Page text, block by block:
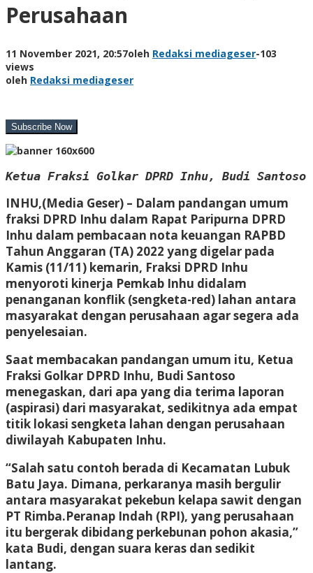
Perusahaan
11 November 2021, 20:57oleh Redaksi mediageser-103
views
oleh Redaksi mediageser
Ketua Fraksi Golkar DPRD Inhu, Budi Santoso
INHU,(Media Geser) – Dalam pandangan umum
fraksi DPRD Inhu dalam Rapat Paripurna DPRD
Inhu dalam pembacaan nota keuangan RAPBD
Tahun Anggaran (TA) 2022 yang digelar pada
Kamis (11/11) kemarin, Fraksi DPRD Inhu
menyoroti kinerja Pemkab Inhu didalam
penanganan konflik (sengketa-red) lahan antara
masyarakat dengan perusahaan agar segera ada
penyelesaian.
Saat membacakan pandangan umum itu, Ketua
Fraksi Golkar DPRD Inhu, Budi Santoso
menegaskan, dari apa yang dia terima laporan
(aspirasi) dari masyarakat, sedikitnya ada empat
titik lokasi sengketa lahan dengan perusahaan
diwilayah Kabupaten Inhu.
“Salah satu contoh berada di Kecamatan Lubuk
Batu Jaya. Dimana, perkaranya masih bergulir
antara masyarakat pekebun kelapa sawit dengan
PT Rimba.Peranap Indah (RPI), yang perusahaan
itu bergerak dibidang perkebunan pohon akasia,”
kata Budi, dengan suara keras dan sedikit
lantang.